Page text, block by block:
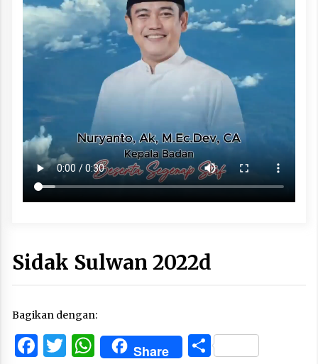
Sidak Sulwan 2022d
Bagikan dengan:
Facebook
Twitter
WhatsApp
Share Share